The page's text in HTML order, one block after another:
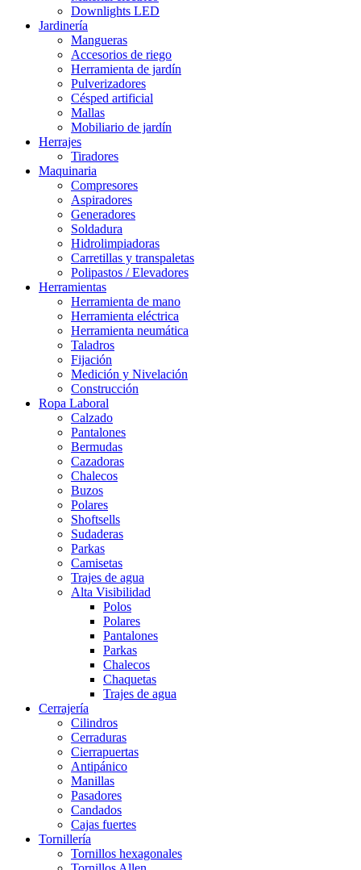
Downlights LED
Jardinería
Mangueras
Accesorios de riego
Herramienta de jardín
Pulverizadores
Césped artificial
Mallas
Mobiliario de jardín
Herrajes
Tiradores
Maquinaria
Compresores
Aspiradores
Generadores
Soldadura
Hidrolimpiadoras
Carretillas y transpaletas
Polipastos / Elevadores
Herramientas
Herramienta de mano
Herramienta eléctrica
Herramienta neumática
Taladros
Fijación
Medición y Nivelación
Construcción
Ropa Laboral
Calzado
Pantalones
Bermudas
Cazadoras
Chalecos
Buzos
Polares
Shoftsells
Sudaderas
Parkas
Camisetas
Trajes de agua
Alta Visibilidad
Polos
Polares
Pantalones
Parkas
Chalecos
Chaquetas
Trajes de agua
Cerrajería
Cilindros
Cerraduras
Cierrapuertas
Antipánico
Manillas
Pasadores
Candados
Cajas fuertes
Tornillería
Tornillos hexagonales